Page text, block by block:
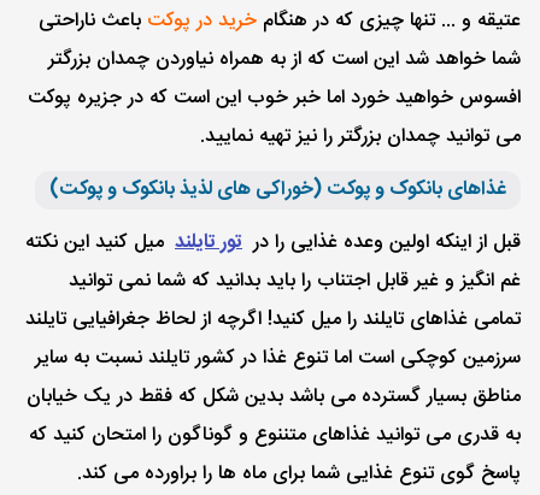
عتیقه و ... تنها چیزی که در هنگام خرید در پوکت باعث ناراحتی
شما خواهد شد این است که از به همراه نیاوردن چمدان بزرگتر
افسوس خواهید خورد اما خبر خوب این است که در جزیره پوکت
می توانید چمدان بزرگتر را نیز تهیه نمایید.
غذاهای بانکوک و پوکت (خوراکی های لذیذ بانکوک و پوکت)
قبل از اینکه اولین وعده غذایی را در تور تایلند میل کنید این نکته
غم انگیز و غیر قابل اجتناب را باید بدانید که شما نمی توانید
تمامی غذاهای تایلند را میل کنید! اگرچه از لحاظ جغرافیایی تایلند
سرزمین کوچکی است اما تنوع غذا در کشور تایلند نسبت به سایر
مناطق بسیار گسترده می باشد بدین شکل که فقط در یک خیابان
به قدری می توانید غذاهای متننوع و گوناگون را امتحان کنید که
پاسخ گوی تنوع غذایی شما برای ماه ها را براورده می کند.